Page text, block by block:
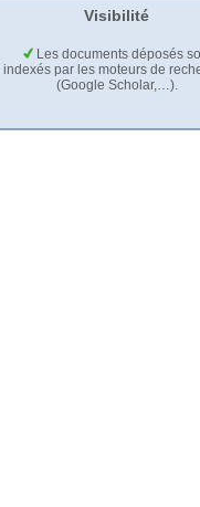
Visibilité
Les documents déposés
indexés par les moteurs de
(Google Scholar,…).